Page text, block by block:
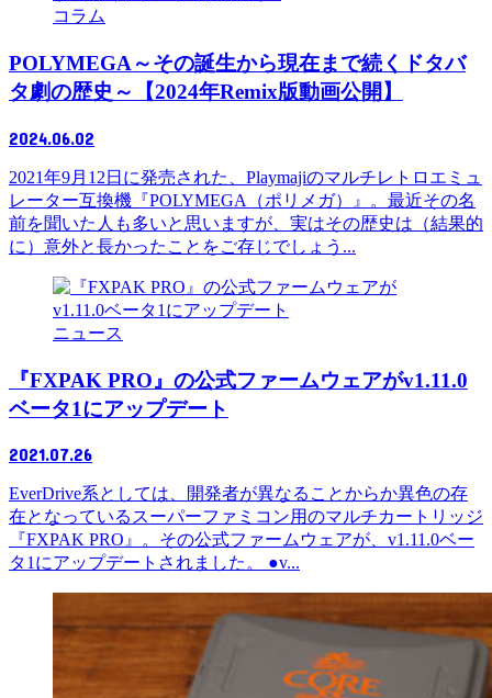
コラム
POLYMEGA～その誕生から現在まで続くドタバ
タ劇の歴史～【2024年Remix版動画公開】
2024.06.02
2021年9月12日に発売された、Playmajiのマルチレトロエミュ
レーター互換機『POLYMEGA（ポリメガ）』。最近その名
前を聞いた人も多いと思いますが、実はその歴史は（結果的
に）意外と長かったことをご存じでしょう...
ニュース
『FXPAK PRO』の公式ファームウェアがv1.11.0
ベータ1にアップデート
2021.07.26
EverDrive系としては、開発者が異なることからか異色の存
在となっているスーパーファミコン用のマルチカートリッジ
『FXPAK PRO』。その公式ファームウェアが、v1.11.0ベー
タ1にアップデートされました。 ●v...